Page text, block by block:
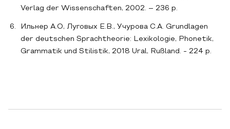
Verlag der Wissenschaften, 2002. – 236 p.
Ильнер А.О, Луговых Е.В., Учурова С.А. Grundlagen
der deutschen Sprachtheorie: Lexikologie, Phonetik,
Grammatik und Stilistik, 2018 Ural, Rußland. - 224 p.